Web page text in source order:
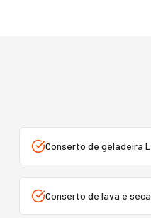
Conserto de geladeira
Conserto de lava e seca